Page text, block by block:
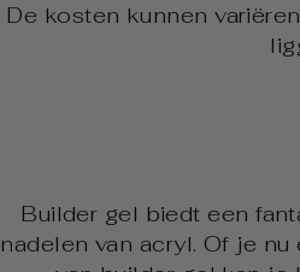
De kosten kunnen
Builder gel biedt een
nadelen van acryl. Of je